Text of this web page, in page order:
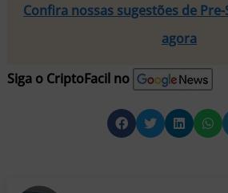
Confira nossas sugestões de
agora
Siga o CriptoFacil no